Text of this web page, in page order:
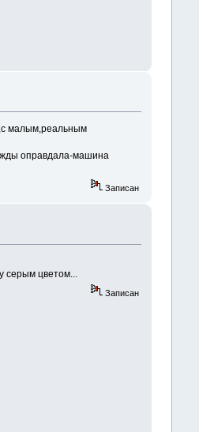
малым,реальным
оправдала-машина
Записан
серым цветом...
Записан